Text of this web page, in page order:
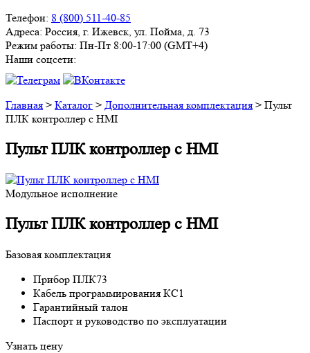
Телефон: 8 (800) 511-40-85
Адреса: Россия, г. Ижевск, ул. Пойма, д. 73
Режим работы: Пн-Пт 8:00-17:00 (GMT+4)
Наши соцсети:
Главная > Каталог > Дополнительная комплектация > Пульт
ПЛК контроллер с HMI
Пульт ПЛК контроллер с HMI
Модульное исполнение
Пульт ПЛК контроллер с HMI
Базовая комплектация
Прибор ПЛК73
Кабель программирования КС1
Гарантийный талон
Паспорт и руководство по эксплуатации
Узнать цену